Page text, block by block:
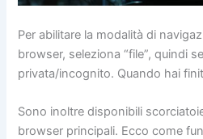
Per abilitare la modalità di
browser, seleziona “file”, quindi
privata/incognito. Quando hai
Sono inoltre disponibili
browser principali. Ecco come